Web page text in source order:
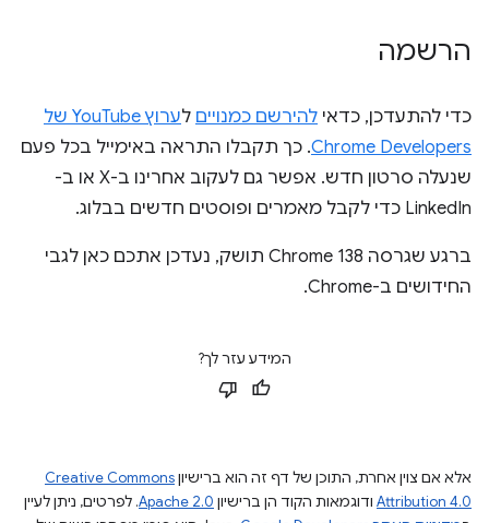
הרשמה
כדי להתעדכן, כדאי להירשם כמנויים ל
ערוץ YouTube של
Chrome Developers. כך תקבלו התראה באימייל בכל פעם
שנעלה סרטון חדש. אפשר גם לעקוב אחרינו ב-X או ב-
LinkedIn כדי לקבל מאמרים ופוסטים חדשים בבלוג.
ברגע שגרסה Chrome 138 תושק, נעדכן אתכם כאן לגבי
החידושים ב-Chrome.
המידע עזר לך?
אלא אם צוין אחרת, התוכן של דף זה הוא ברישיוןCreative Commons
Attribution 4.0 ודוגמאות הקוד הן ברישיון Apache 2.0. לפרטים, ניתן לעיין